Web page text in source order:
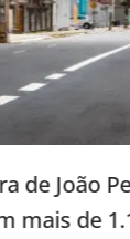
Pessoa
1.100